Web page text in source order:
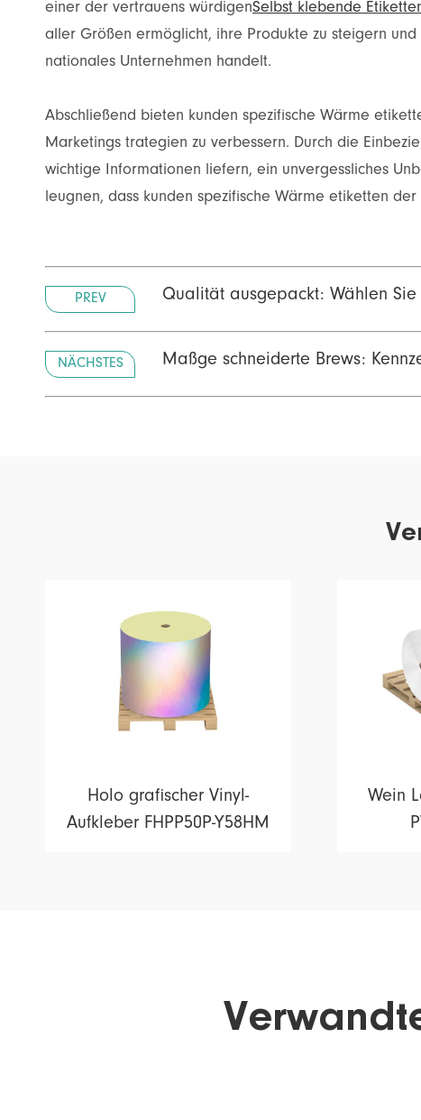
einer der vertrauens würdigenSelbst klebende
aller Größen ermöglicht, ihre Produkte zu steigern
nationales Unternehmen handelt.
Abschließend bieten kunden spezifische Wärme
Marketings trategien zu verbessern. Durch die
wichtige Informationen liefern, ein unvergessliches
leugnen, dass kunden spezifische Wärme etiketten
PREV Qualität ausgepackt: Wählen Sie
NÄCHSTES Maßge schneiderte Brews:
Holo grafischer Vinyl-
Aufkleber FHPP50P-Y58HM
Wein